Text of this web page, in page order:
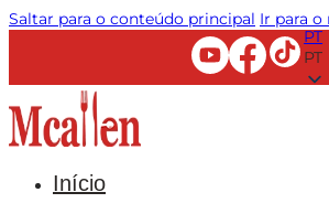
Saltar para o conteúdo principal Ir para o
PT
PT
Início